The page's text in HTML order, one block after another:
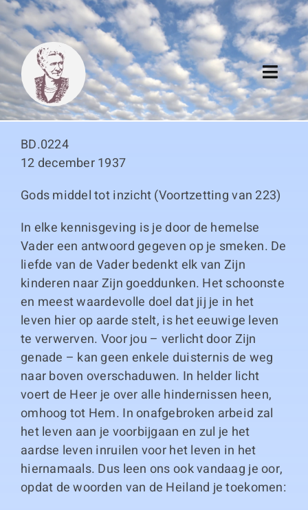
Skip
to
content
Algemeen
Thema boeken
Duitse boeken
Links
BD.0224
12 december 1937
Gods middel tot inzicht (Voortzetting van 223)
In elke kennisgeving is je door de hemelse
Vader een antwoord gegeven op je smeken. De
liefde van de Vader bedenkt elk van Zijn
kinderen naar Zijn goeddunken. Het schoonste
en meest waardevolle doel dat jij je in het
leven hier op aarde stelt, is het eeuwige leven
te verwerven. Voor jou – verlicht door Zijn
genade – kan geen enkele duisternis de weg
naar boven overschaduwen. In helder licht
voert de Heer je over alle hindernissen heen,
omhoog tot Hem. In onafgebroken arbeid zal
het leven aan je voorbijgaan en zul je het
aardse leven inruilen voor het leven in het
hiernamaals. Dus leen ons ook vandaag je oor,
opdat de woorden van de Heiland je toekomen: